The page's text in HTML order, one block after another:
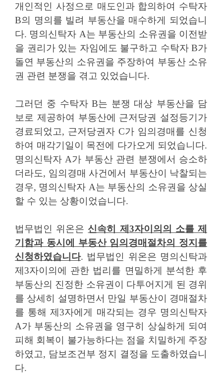
개인적인 사정으로 매도인과 합의하여 수탁자
B의 명의를 빌려 부동산을 매수하게 되었습니
다. 명의신탁자 A는 부동산의 소유권을 이전받
을 권리가 있는 자임에도 불구하고 수탁자 B가
돌연 부동산의 소유권을 주장하여 부동산 소유
권 관련 분쟁을 겪고 있었습니다.
그러던 중 수탁자B는 분쟁 대상 부동산을 담
보로 제공하여 부동산에 근저당권 설정등기가
경료되었고, 근저당권자 C가 임의경매를 신청
하여 매각기일이 목전에 다가오게 되었습니다.
명의신탁자 A가 부동산 관련 분쟁에서 승소하
더라도, 임의경매 사건에서 부동산이 낙찰되는
경우, 명의신탁자 A는 부동산의 소유권을 상실
할 수 있는 상황이었습니다.
법무법인 위온은 신속히 제 3자이의의 소를 제
기함과 동시에 부동산 임의경매절차의 정지를
신청하였습니다. 법무법인 위온은 명의신탁과
제3자이의에 관한 법리를 면밀하게 분석한 후
부동산의 진정한 소유권이 다투어지게 된 경위
를 상세히 설명하면서 만일 부동산이 경매절차
를 통해 제3자에게 매각되는 경우 명의신탁자
A가 부동산의 소유권을 영구히 상실하게 되여
피해 회복이 불가능하다는 점을 치밀하게 주장
하였고, 담보조건부 정지 결정을 도출하였습니
다.